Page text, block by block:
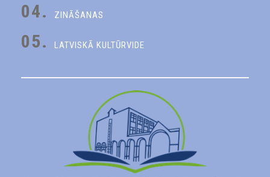
04. ZINĀŠANAS
05. LATVISKĀ KULTŪRVIDE